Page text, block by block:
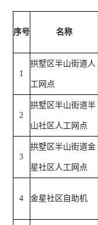
序号 名称
1
拱墅区半山街道人
工网点
2
拱墅区半山街道半
山社区人工网点
3
拱墅区半山街道金
星社区人工网点
4 金星社区自助机